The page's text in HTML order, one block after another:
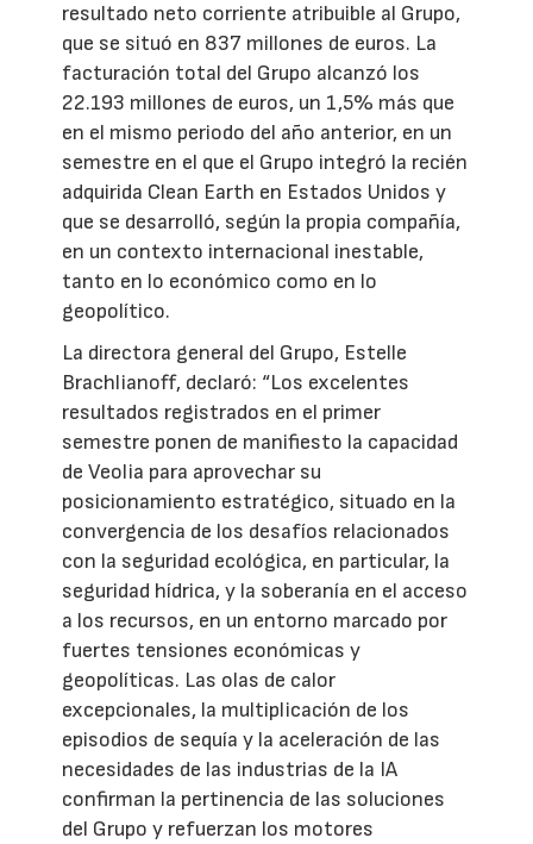
resultado neto corriente atribuible al Grupo,
que se situó en 837 millones de euros. La
facturación total del Grupo alcanzó los
22.193 millones de euros, un 1,5% más que
en el mismo periodo del año anterior, en un
semestre en el que el Grupo integró la recién
adquirida Clean Earth en Estados Unidos y
que se desarrolló, según la propia compañía,
en un contexto internacional inestable,
tanto en lo económico como en lo
geopolítico.
La directora general del Grupo, Estelle
Brachlianoff, declaró: “Los excelentes
resultados registrados en el primer
semestre ponen de manifiesto la capacidad
de Veolia para aprovechar su
posicionamiento estratégico, situado en la
convergencia de los desafíos relacionados
con la seguridad ecológica, en particular, la
seguridad hídrica, y la soberanía en el acceso
a los recursos, en un entorno marcado por
fuertes tensiones económicas y
geopolíticas. Las olas de calor
excepcionales, la multiplicación de los
episodios de sequía y la aceleración de las
necesidades de las industrias de la IA
confirman la pertinencia de las soluciones
del Grupo y refuerzan los motores